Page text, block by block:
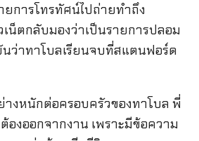
การโทรทัศน์ไปถ่ายทำถึง
น็ตกลับมองว่าเป็นรายการปลอม
ว่าทาโบลเรียนจบที่สแตนฟอร์ด
งหนักต่อครอบครัวของทาโบล พี่
องออกจากงาน เพราะมีข้อความ